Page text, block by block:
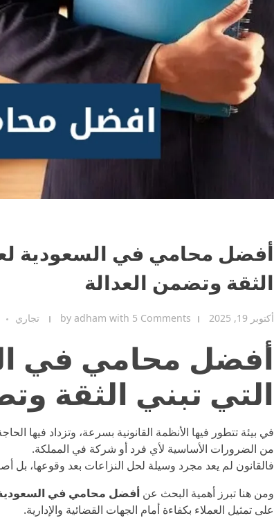
الثقة وتضمن العدالة
أكتوبر 19, 2025 by adham with 5 Comments تجاري
أفضل محامي في
التي تبني الثقة
في بيئة تتطور فيها الأنظمة القانونية بسرعة، وتزداد فيها
من الضرورات الأساسية لأي فرد أو شركة في المملكة.
فالقانون لم يعد مجرد وسيلة لحل النزاعات بعد وقوعها، بل
ومن هنا تبرز أهمية البحث عن أفضل محامي في
على تمثيل العملاء بكفاءة أمام الجهات القضائية والإدارية.